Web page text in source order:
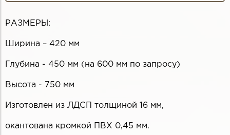
РАЗМЕРЫ:
Ширина – 420 мм
Глубина - 450 мм (на 600 мм по запросу)
Высота - 750 мм
Изготовлен из ЛДСП толщиной 16 мм,
окантована кромкой ПВХ 0,45 мм.